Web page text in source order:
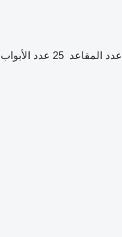
عدد المقاعد 25 عدد الأبواب